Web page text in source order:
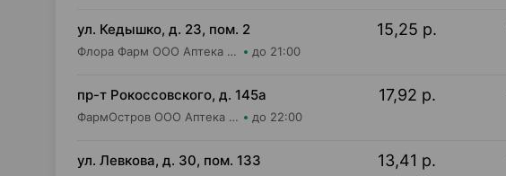
ул. Кедышко, д. 23, пом. 2
Флора Фарм ООО Аптека №21 до 21:00
15,25 р.
пр-т Рокоссовского, д. 145а
ФармОстров ООО Аптека №9 на Рокоссовского до 22:00
17,92 р.
ул. Левкова, д. 30, пом. 133 13,41 р.